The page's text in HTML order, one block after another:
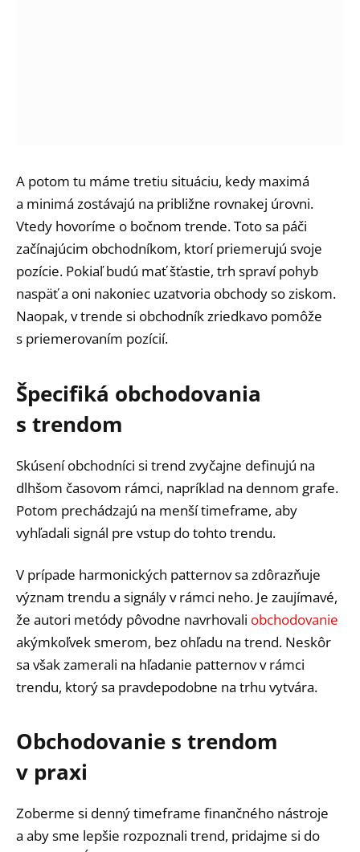
A potom tu máme tretiu situáciu, kedy maximá
a minimá zostávajú na približne rovnakej úrovni.
Vtedy hovoríme o bočnom trende. Toto sa páči
začínajúcim obchodníkom, ktorí priemerujú svoje
pozície. Pokiaľ budú mať šťastie, trh spraví pohyb
naspäť a oni nakoniec uzatvoria obchody so ziskom.
Naopak, v trende si obchodník zriedkavo pomôže
s priemerovaním pozícií.
Špecifiká obchodovania
s trendom
Skúsení obchodníci si trend zvyčajne definujú na
dlhšom časovom rámci, napríklad na dennom grafe.
Potom prechádzajú na menší timeframe, aby
vyhľadali signál pre vstup do tohto trendu.
V prípade harmonických patternov sa zdôrazňuje
význam trendu a signály v rámci neho. Je zaujímavé,
že autori metódy pôvodne navrhovali obchodovanie
akýmkoľvek smerom, bez ohľadu na trend. Neskôr
sa však zamerali na hľadanie patternov v rámci
trendu, ktorý sa pravdepodobne na trhu vytvára.
Obchodovanie s trendom
v praxi
Zoberme si denný timeframe finančného nástroje
a aby sme lepšie rozpoznali trend, pridajme si do